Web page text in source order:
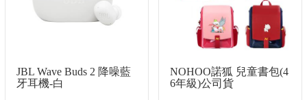
JBL Wave Buds 2 降噪藍
牙耳機-白
NOHOO諾狐 兒童書包(4
6年級)公司貨